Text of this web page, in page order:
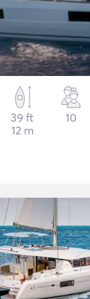
39 ft
12 m
10